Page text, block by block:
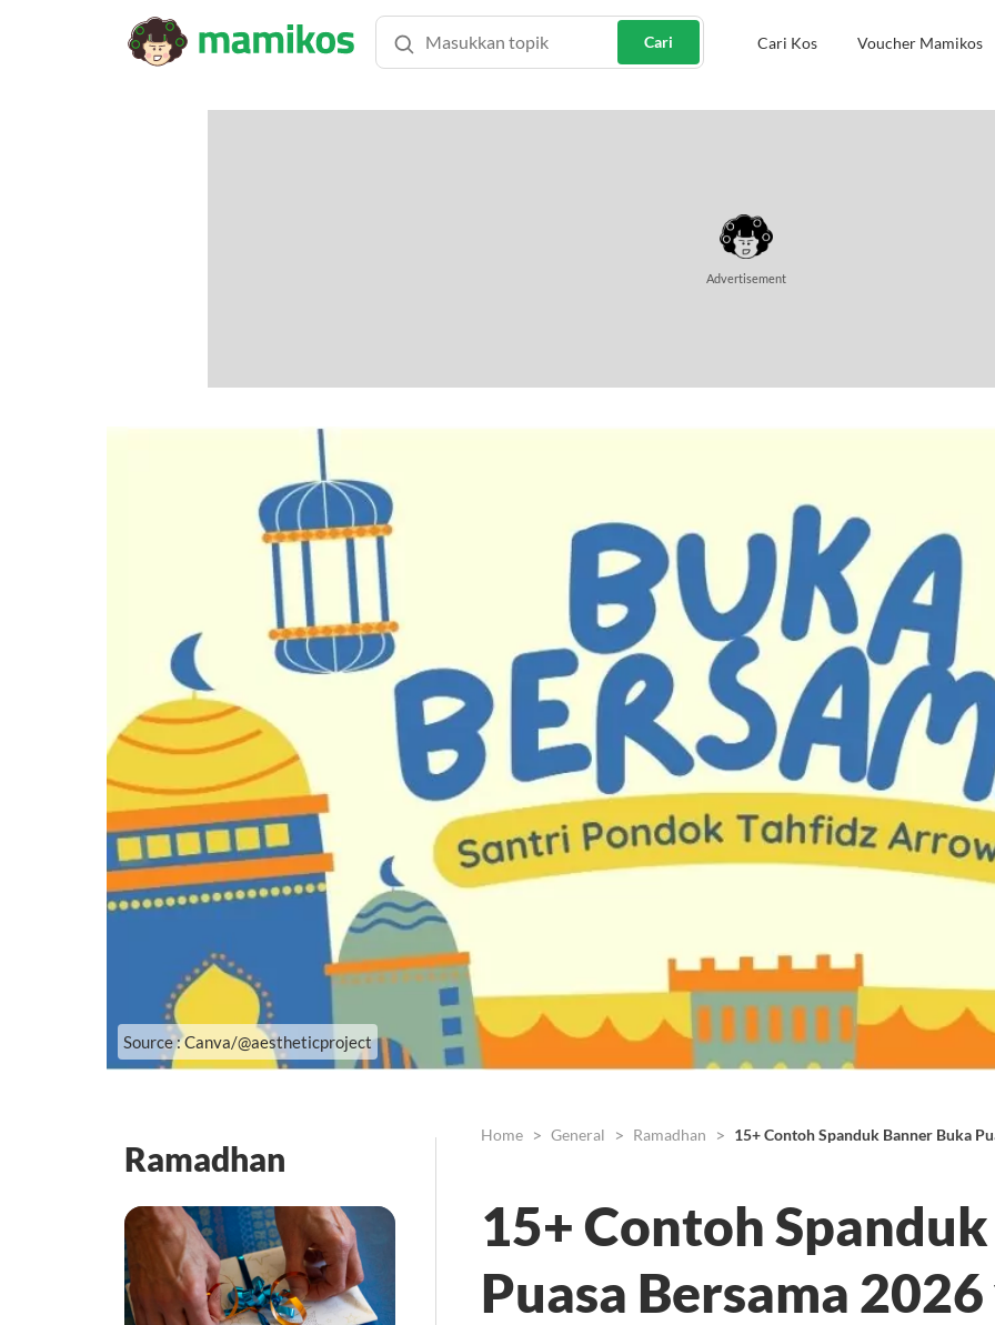
Cari Cari Kos Voucher Mamikos
Advertisement
Source : Canva/@aestheticproject
Ramadhan
Home General Ramadhan 15+ Contoh Spanduk Banner Buka
15+ Contoh
Puasa Bersama